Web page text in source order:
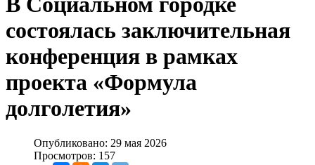
состоялась заключительная
конференция в рамках
проекта «Формула
долголетия»
Опубликовано: 29 мая 2026
Просмотров: 157